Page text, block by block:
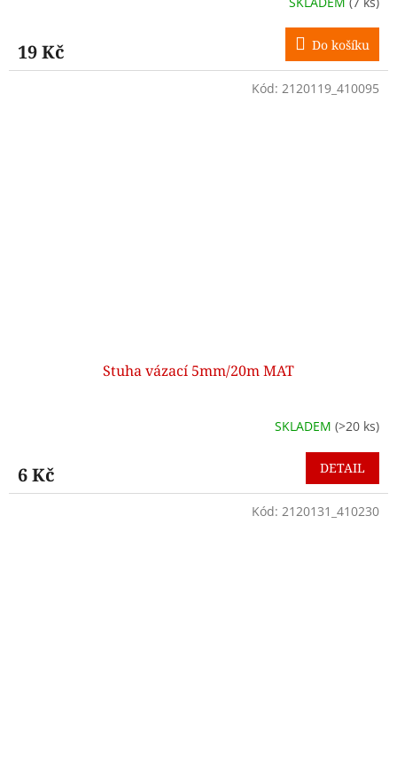
19 Kč Do košíku
Stuha vázací 5mm/20m MAT
SKLADEM (>20 ks)
6 Kč DETAIL
Kód: 2120119_410095
Kód: 2120131_410230